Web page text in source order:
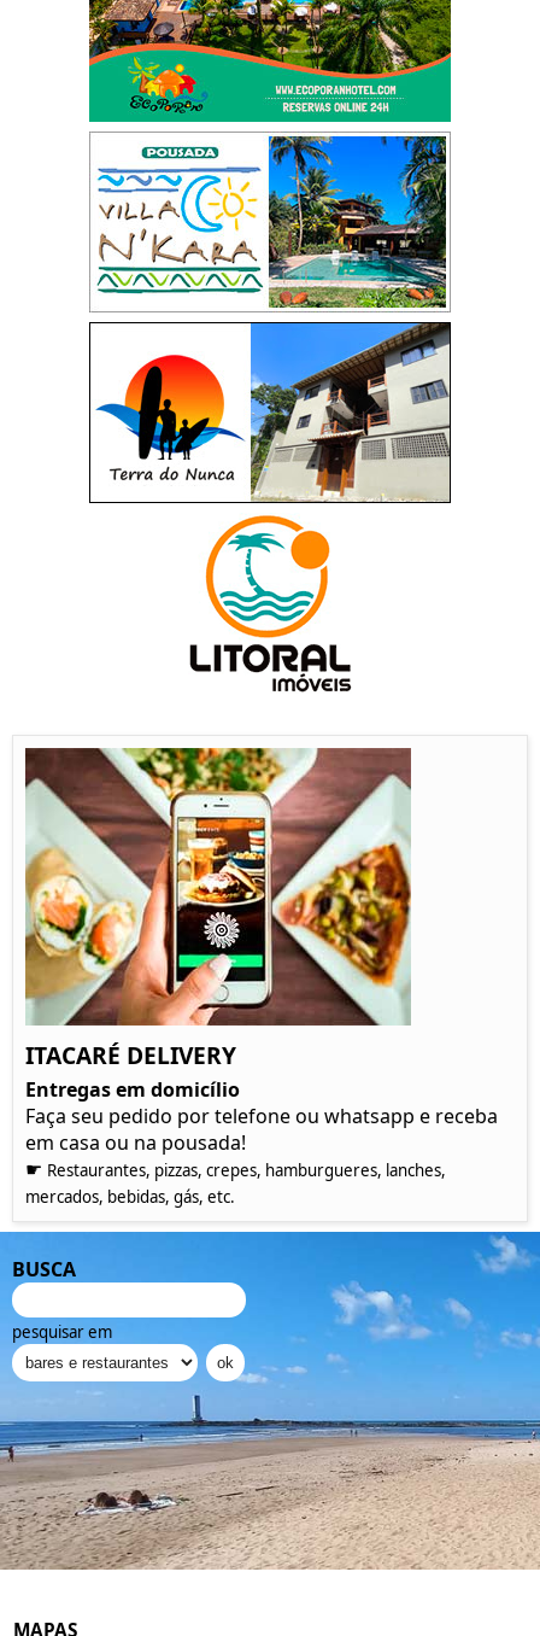
ITACARÉ DELIVERY
Entregas em domicílio
Faça seu pedido por telefone ou whatsapp e receba
em casa ou na pousada!
☛ Restaurantes, pizzas, crepes, hamburgueres, lanches,
mercados, bebidas, gás, etc.
BUSCA
pesquisar em
MAPAS